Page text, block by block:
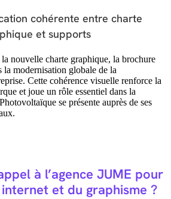
cohérente entre charte
et supports
nouvelle charte graphique, la brochure
la modernisation globale de la
Cette cohérence visuelle renforce la
et joue un rôle essentiel dans la
se présente auprès de ses
à l’agence JUME pour
et du graphisme ?